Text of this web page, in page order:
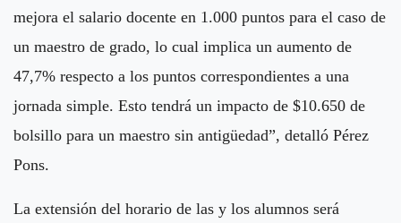
mejora el salario docente en 1.000 puntos para el caso de
un maestro de grado, lo cual implica un aumento de
47,7% respecto a los puntos correspondientes a una
jornada simple. Esto tendrá un impacto de $10.650 de
bolsillo para un maestro sin antigüedad”, detalló Pérez
Pons.
La extensión del horario de las y los alumnos será